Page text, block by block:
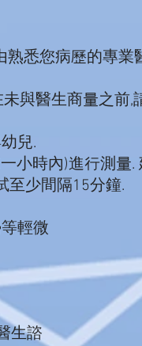
悉您病歷的專業
與醫生商量之前,
兒.
小時內)進行測量.
至少間隔15分鐘.
輕微
生諮